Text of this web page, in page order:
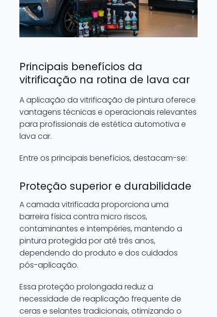
Principais benefícios da
vitrificação na rotina de lava car
A aplicação da vitrificação de pintura oferece
vantagens técnicas e operacionais relevantes
para profissionais de estética automotiva e
lava car.
Entre os principais benefícios, destacam-se:
Proteção superior e durabilidade
A camada vitrificada proporciona uma
barreira física contra micro riscos,
contaminantes e intempéries, mantendo a
pintura protegida por até três anos,
dependendo do produto e dos cuidados
pós-aplicação.
Essa proteção prolongada reduz a
necessidade de reaplicação frequente de
ceras e selantes tradicionais, otimizando o